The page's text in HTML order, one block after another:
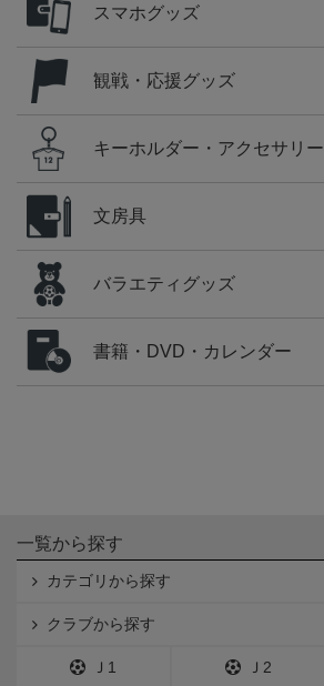
スマホグッズ
観戦・応援グッズ
キーホルダー・アクセサリー
文房具
バラエティグッズ
書籍・DVD・カレンダー
一覧から探す
カテゴリから探す
クラブから探す
Ｊ1 Ｊ2